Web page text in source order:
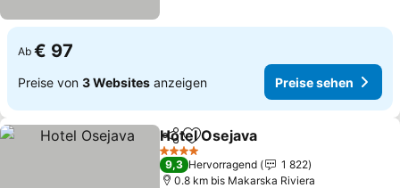
Ab € 97
Preise von 3 Websites anzeigen Preise sehen
TeilenZu Favoriten hinzufügen
Hotel Osejava
4 Sterne
9,3 Hervorragend
1 822
0.8 km bis Makarska Riviera